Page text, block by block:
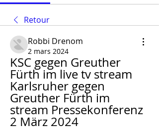
Retour
Robbi Drenom
2 mars 2024
KSC gegen Greuther
Fürth im live tv stream
Karlsruher gegen
Greuther Fürth im
stream Pressekonferenz
2 März 2024